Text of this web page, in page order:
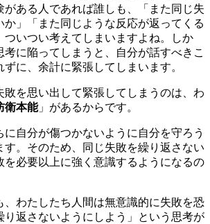
ある人であれば誰しも、
「また同じ失
か」「また同じような反応が返ってくる
、ついつい考えてしまいますよね。
しか
に陥ってしまうと、
自分が話すべきこ
ずに、余計に緊張してしま います。
を思い出して緊張してしまうのは、 わ
衛本能」があるからです。
に自分が傷つかないように自分を守ろう
す。そのため、同じ失敗を繰り返さない
を必要以上に強く意識するようになるの
わたしたち人間は無意識的に失敗を恐
り返さないようにしよう 」 と いう思考が